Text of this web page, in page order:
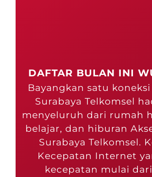
DAFTAR BULAN INI
Bayangkan satu
Surabaya Telkomsel
menyeluruh dari rumah
belajar, dan hiburan
Surabaya Telkomsel.
Kecepatan Internet
kecepatan mulai